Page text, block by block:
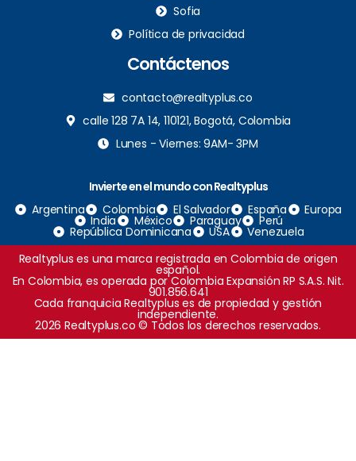
Sofia
Política de privacidad
Contáctenos
contacto@realtyplus.co
calle 128 7A 14, 110121, Bogotá, Colombia
Lunes - Viernes: 9AM- 3PM
Invierte en el mundo con Realtyplus
Argentina
Colombia El Salvador España Europa
India México Paraguay Perú
República Dominicana USA
Venezuela
Realtyplus es una marca registrada en Colombia de origen
español.
En Colombia, es operada por Colombia Expansión RP S.A.S. Nit.
901.856.641
Cada franquicia Realtyplus es de propiedad y gestión
independiente.
2026 Realtyplus.co © Todos los derechos reservados.